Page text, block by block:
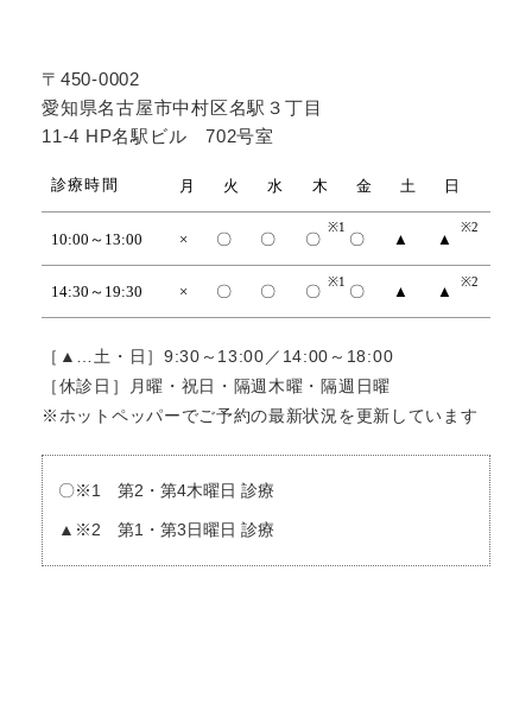
〒450-0002
愛知県名古屋市中村区名駅３丁目
11-4 HP名駅ビル 702号室
〇※1 第2・第4木曜日 診療
▲※2 第1・第3日曜日 診療
［▲…土・日］9:30～13:00／14:00～18:00
［休診日］月曜・祝日・隔週木曜・隔週日曜
※ホットペッパーでご予約の最新状況を更新しています